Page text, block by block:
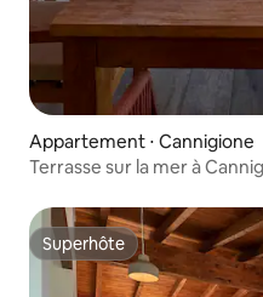
Appartement ⋅ Cannigione
Terrasse sur la mer à
Superhôte
Superhôte